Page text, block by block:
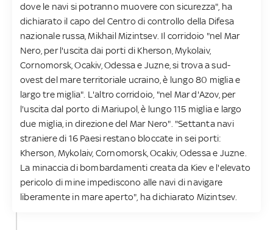
dove le navi si potranno muovere con sicurezza", ha
dichiarato il capo del Centro di controllo della Difesa
nazionale russa, Mikhail Mizintsev. Il corridoio "nel Mar
Nero, per l'uscita dai porti di Kherson, Mykolaiv,
Cornomorsk, Ocakiv, Odessa e Juzne, si trova a sud-
ovest del mare territoriale ucraino, è lungo 80 miglia e
largo tre miglia". L'altro corridoio, "nel Mar d'Azov, per
l'uscita dal porto di Mariupol, è lungo 115 miglia e largo
due miglia, in direzione del Mar Nero". "Settanta navi
straniere di 16 Paesi restano bloccate in sei porti:
Kherson, Mykolaiv, Cornomorsk, Ocakiv, Odessa e Juzne.
La minaccia di bombardamenti creata da Kiev e l'elevato
pericolo di mine impediscono alle navi di navigare
liberamente in mare aperto", ha dichiarato Mizintsev.